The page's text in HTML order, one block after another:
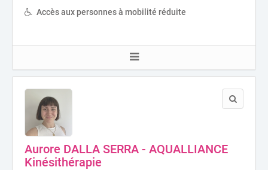
Accès aux personnes à mobilité réduite
Aurore DALLA SERRA - AQUALLIANCE
Kinésithérapie